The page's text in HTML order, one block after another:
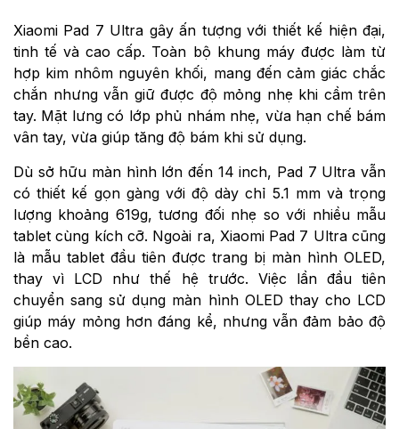
Xiaomi Pad 7 Ultra gây ấn tượng với thiết kế hiện đại,
tinh tế và cao cấp. Toàn bộ khung máy được làm từ
hợp kim nhôm nguyên khối, mang đến cảm giác chắc
chắn nhưng vẫn giữ được độ mỏng nhẹ khi cầm trên
tay. Mặt lưng có lớp phủ nhám nhẹ, vừa hạn chế bám
vân tay, vừa giúp tăng độ bám khi sử dụng.
Dù sở hữu màn hình lớn đến 14 inch, Pad 7 Ultra vẫn
có thiết kế gọn gàng với độ dày chỉ 5.1 mm và trọng
lượng khoảng 619g, tương đối nhẹ so với nhiều mẫu
tablet cùng kích cỡ. Ngoài ra, Xiaomi Pad 7 Ultra cũng
là mẫu tablet đầu tiên được trang bị màn hình OLED,
thay vì LCD như thế hệ trước. Việc lần đầu tiên
chuyển sang sử dụng màn hình OLED thay cho LCD
giúp máy mỏng hơn đáng kể, nhưng vẫn đảm bảo độ
bền cao.